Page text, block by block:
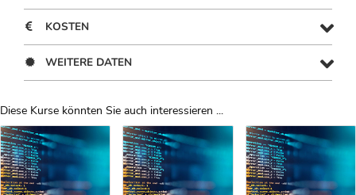
KOSTEN
WEITERE DATEN
Diese Kurse könnten Sie auch interessieren ...
Uber Weiterbildungsvorschläge